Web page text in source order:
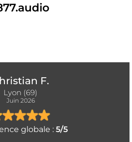
F.
Lyon (69)
Juin 2026
globale : 5/5